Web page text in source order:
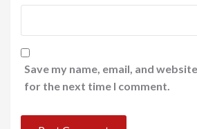
Save my name, email, and
for the next time I comment.